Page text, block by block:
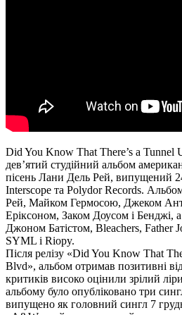
Did You Know That There’s a
дев’ятий студійний альбом
пісень Лани Дель Рей, випущений
Interscope та Polydor Records.
Рей, Майком Гермосою, Джеком
Еріксоном, Заком Доусом і Бенджі,
Джоном Батістом, Bleachers, Father
SYML і Riopy.
Після релізу «Did You Know That
Blvd», альбом отримав позитивні
критиків високо оцінили зрілий
альбому було опубліковано три
випущено як головний сингл 7